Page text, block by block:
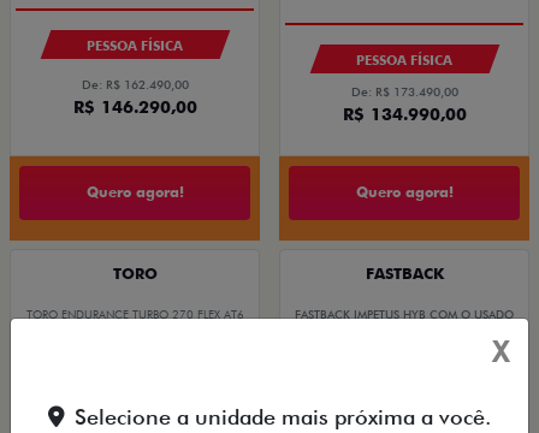
PESSOA FÍSICA
De: R$ 162.490,00
R$ 146.290,00
Quero agora!
PESSOA FÍSICA
De: R$ 173.490,00
R$ 134.990,00
Quero agora!
TORO
TORO ENDURANCE TURBO 270 FLEX AT6
FASTBACK
FASTBACK IMPETUS HYB COM O USADO
X
Selecione a unidade mais próxima a você.